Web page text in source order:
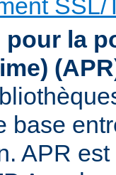
SSL/
la
base
APR